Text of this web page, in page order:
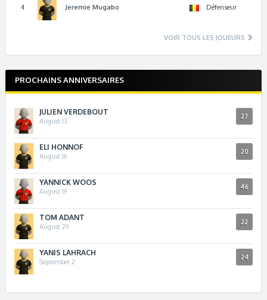
4 Jeremie Mugabo Défenseur
VOIR TOUS LES JOUEURS
PROCHAINS ANNIVERSAIRES
JULIEN VERDEBOUT 27
August 13
ELI HONNOF 20
August 16
YANNICK WOOS 46
August 19
TOM ADANT 22
August 29
YANIS LAHRACH 24
September 2